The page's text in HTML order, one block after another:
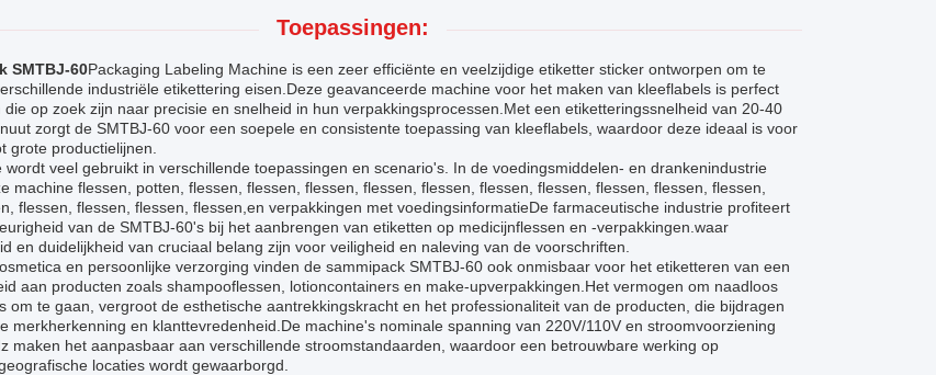
Toepassingen:
SMTBJ-60Packaging Labeling Machine is een zeer efficiënte en veelzijdige etiketter sticker ontworpen om te
industriële etikettering eisen.Deze geavanceerde machine voor het maken van kleeflabels is perfect
die op zoek zijn naar precisie en snelheid in hun verpakkingsprocessen.Met een etiketteringssnelheid van 20-40
zorgt de SMTBJ-60 voor een soepele en consistente toepassing van kleeflabels, waardoor deze ideaal is voor
grote productielijnen.
wordt veel gebruikt in verschillende toepassingen en scenario's. In de voedingsmiddelen- en drankenindustrie
machine flessen, potten, flessen, flessen, flessen, flessen, flessen, flessen, flessen, flessen, flessen, flessen,
flessen, flessen, flessen, flessen,en verpakkingen met voedingsinformatieDe farmaceutische industrie profiteert
van de SMTBJ-60's bij het aanbrengen van etiketten op medicijnflessen en -verpakkingen.waar
en duidelijkheid van cruciaal belang zijn voor veiligheid en naleving van de voorschriften.
en persoonlijke verzorging vinden de sammipack SMTBJ-60 ook onmisbaar voor het etiketteren van een
aan producten zoals shampooflessen, lotioncontainers en make-upverpakkingen.Het vermogen om naadloos
om te gaan, vergroot de esthetische aantrekkingskracht en het professionaliteit van de producten, die bijdragen
merkherkenning en klanttevredenheid.De machine's nominale spanning van 220V/110V en stroomvoorziening
maken het aanpasbaar aan verschillende stroomstandaarden, waardoor een betrouwbare werking op
locaties wordt gewaarborgd.